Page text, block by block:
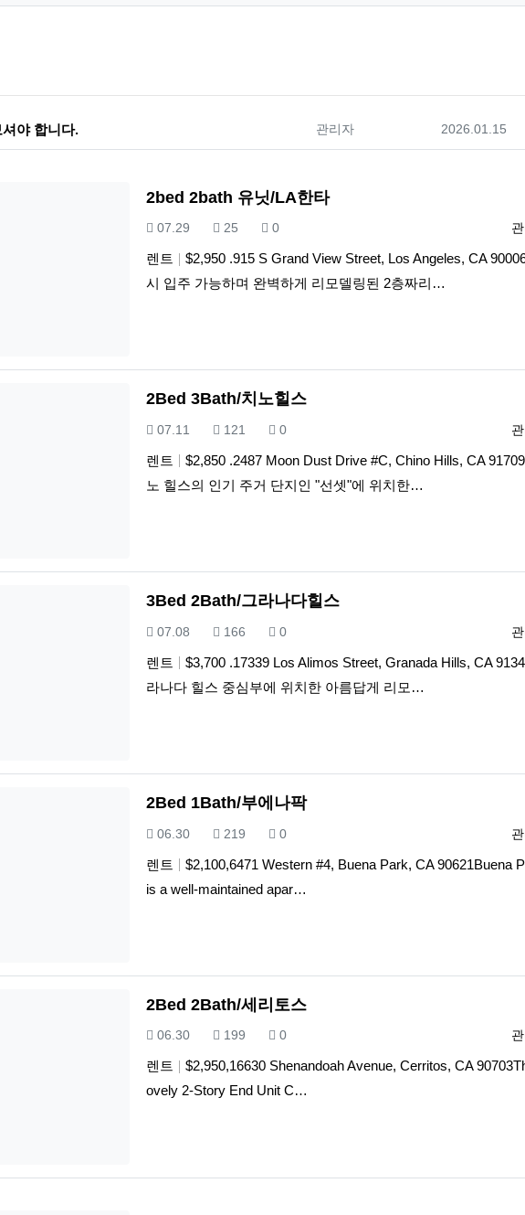
스 분류 목록
야 합니다. 등록자
관리자 등록일
2026.01.15
2bed 2bath 유닛/LA한타
등록일
07.29 조회
25 추천
0
렌트
$2,950 .915 S Grand View Street, Los Angeles, CA
시 입주 가능하며 완벽하게 리모델링된 2층짜리…
2Bed 3Bath/치노힐스
등록일
07.11 조회
121 추천
0
렌트
$2,850 .2487 Moon Dust Drive #C, Chino Hills, CA
노 힐스의 인기 주거 단지인 "선셋"에 위치한…
3Bed 2Bath/그라나다힐스
등록일
07.08 조회
166 추천
0
렌트
$3,700 .17339 Los Alimos Street, Granada Hills, CA
라나다 힐스 중심부에 위치한 아름답게 리모…
2Bed 1Bath/부에나팍
등록일
06.30 조회
219 추천
0
렌트
$2,100,6471 Western #4, Buena Park, CA 90621Buena
is a well-maintained apar…
2Bed 2Bath/세리토스
등록일
06.30 조회
199 추천
0
렌트
$2,950,16630 Shenandoah Avenue, Cerritos, CA
ovely 2-Story End Unit C…